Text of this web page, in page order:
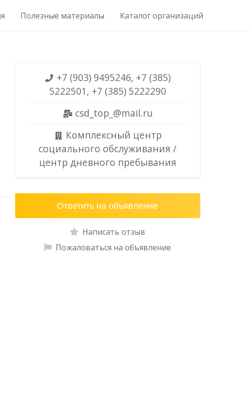
Полезные материалы Каталог организаций
+7 (903) 9495246, +7 (385)
5222501, +7 (385) 5222290
csd_top_@mail.ru
Комплексный центр
социального обслуживания /
центр дневного пребывания
Ответить на объявление
Написать отзыв
Пожаловаться на объявление